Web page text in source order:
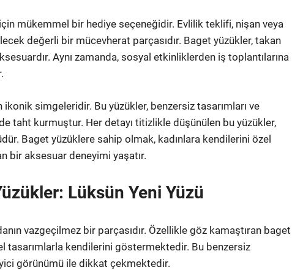
mükemmel bir hediye seçeneğidir. Evlilik teklifi, nişan veya
değerli bir mücevherat parçasıdır. Baget yüzükler, takan
Aynı zamanda, sosyal etkinliklerden iş toplantılarına
ikonik simgeleridir. Bu yüzükler, benzersiz tasarımları ve
taht kurmuştur. Her detayı titizlikle düşünülen bu yüzükler,
Baget yüzüklere sahip olmak, kadınlara kendilerini özel
bir aksesuar deneyimi yaşatır.
Lüksün Yeni Yüzü
vazgeçilmez bir parçasıdır. Özellikle göz kamaştıran baget
tasarımlarla kendilerini göstermektedir. Bu benzersiz
görünümü ile dikkat çekmektedir.